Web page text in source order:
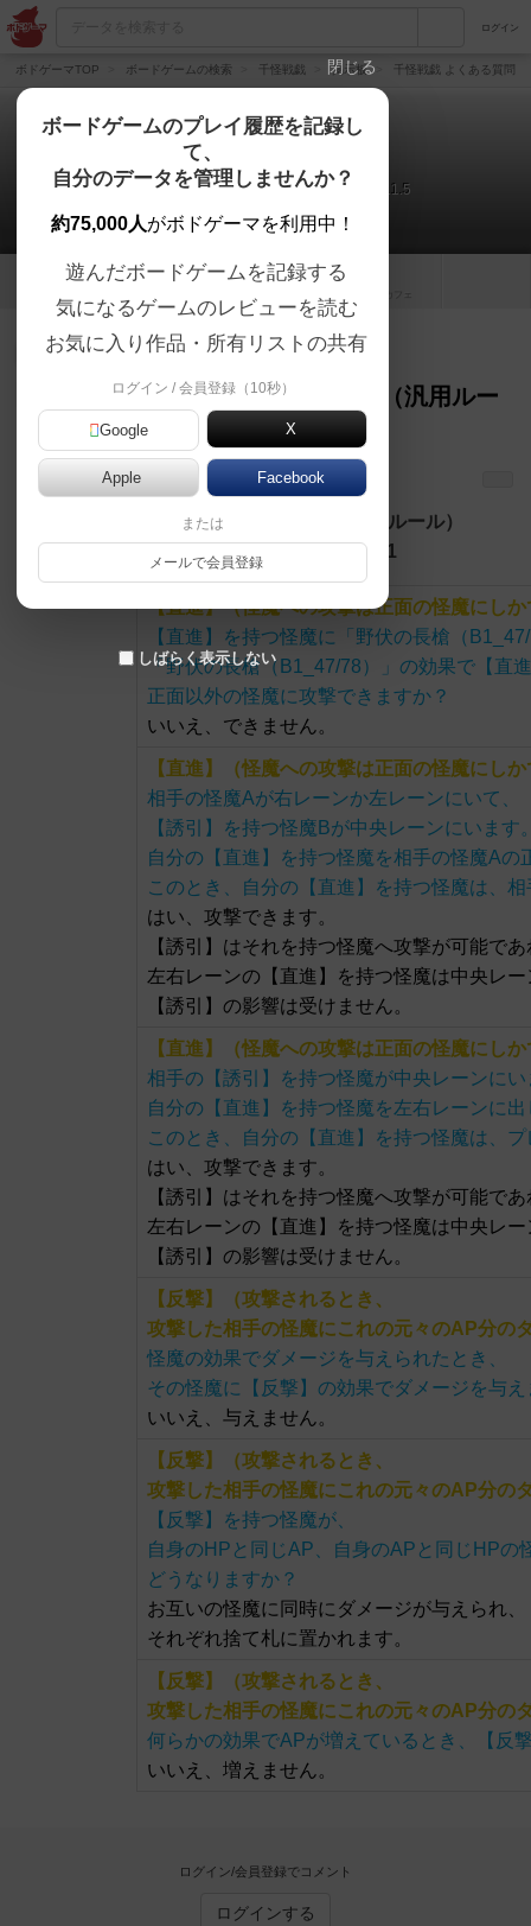
ログイン
ボドゲーマTOP ボードゲームの検索 千怪戦戯 掲示板 千怪戦戯 よくある質問
千怪戦戯
千怪戦戯 よくある質問（汎用ルール） ver.1.5
約2ヶ月前
千怪戦戯 よくある質問（汎用ルー
ル） ver.1.5
（0）
ルールについて
千怪戦戯 よくある質問（汎用ルール）
ver.1.5 最終更新日：2026.6.11
【直進】（怪魔への攻撃は正面の怪魔にし
【直進】を持つ怪魔に「野伏の長槍（
「野伏の長槍（B1_47/78）」の効果で【直
正面以外の怪魔に攻撃できますか？
いいえ、できません。
【直進】（怪魔への攻撃は正面の怪魔にし
相手の怪魔Aが右レーンか左レーンにいて、
【誘引】を持つ怪魔Bが中央レーンにいます
自分の【直進】を持つ怪魔を相手の怪魔Aの
このとき、自分の【直進】を持つ怪魔は、
はい、攻撃できます。
【誘引】はそれを持つ怪魔へ攻撃が可能で
左右レーンの【直進】を持つ怪魔は中央レ
【誘引】の影響は受けません。
【直進】（怪魔への攻撃は正面の怪魔にし
相手の【誘引】を持つ怪魔が中央レーンにい
自分の【直進】を持つ怪魔を左右レーンに
このとき、自分の【直進】を持つ怪魔は、
はい、攻撃できます。
【誘引】はそれを持つ怪魔へ攻撃が可能で
左右レーンの【直進】を持つ怪魔は中央レ
【誘引】の影響は受けません。
【反撃】（攻撃されるとき、
攻撃した相手の怪魔にこれの元々のAP分の
怪魔の効果でダメージを与えられたとき、
その怪魔に【反撃】の効果でダメージを与
いいえ、与えません。
【反撃】（攻撃されるとき、
攻撃した相手の怪魔にこれの元々のAP分の
【反撃】を持つ怪魔が、
自身のHPと同じAP、自身のAPと同じHPの
どうなりますか？
お互いの怪魔に同時にダメージが与えられ、
それぞれ捨て札に置かれます。
【反撃】（攻撃されるとき、
攻撃した相手の怪魔にこれの元々のAP分の
何らかの効果でAPが増えているとき、【反
いいえ、増えません。
仙人
S.S！
ログイン/会員登録でコメント
ログインする
閉じる
ボードゲームのプレイ履歴を記録し
て、
自分のデータを管理しませんか？
約75,000人がボドゲーマを利用中！
遊んだボードゲームを記録する
気になるゲームのレビューを読む
お気に入り作品・所有リストの共有
ログイン / 会員登録（10秒）
Google X
Apple Facebook
または
メールで会員登録
しばらく表示しない